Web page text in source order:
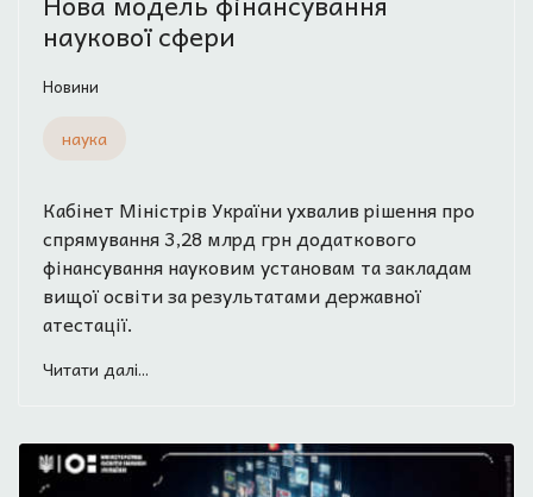
наукової сфери
Новини
наука
Кабінет Міністрів України ухвалив рішення про
спрямування 3,28 млрд грн додаткового
фінансування науковим установам та закладам
вищої освіти за результатами державної
атестації.
Читати далі...